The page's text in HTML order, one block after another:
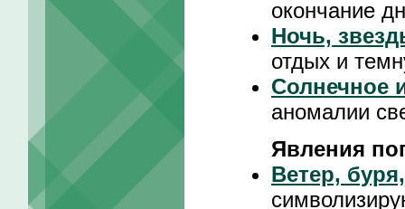
окончание
Ночь,
отдых и
Солнечное
аномалии
Явления
Ветер,